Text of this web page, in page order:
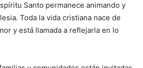
Santo permanece animando y
Toda la vida cristiana nace de
y está llamada a reflejarla en lo